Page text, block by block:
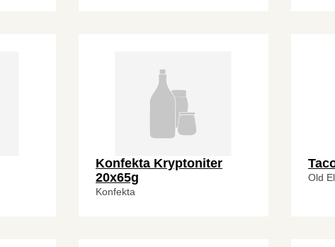
Konfekta Kryptoniter
20x65g
Konfekta
Old